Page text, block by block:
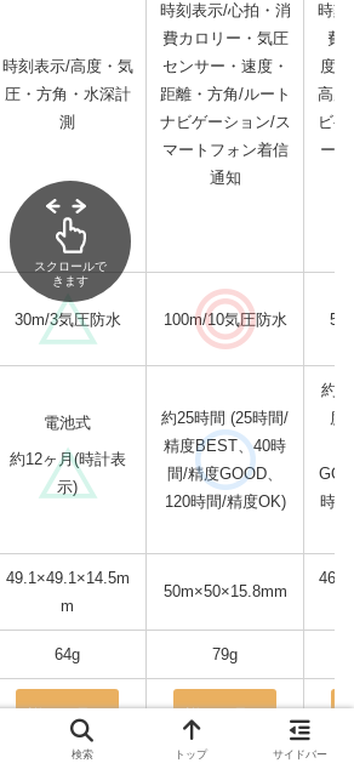
時刻表示/高度・気
圧・方角・水深計
測
時刻表示/心拍・消
費カロリー・気圧
センサー・速度・
距離・方角/ルート
ナビゲーション/ス
マートフォン着信
通知
時刻
費
度
高度
ビ
ー
30m/3気圧防水 100m/10気圧防水
電池式
約12ヶ月(時計表
示)
約25時間 (25時間/
精度BEST、40時
間/精度GOOD、
120時間/精度OK)
約
度
時
49.1×49.1×14.5m
m
50m×50×15.8mm
64g 79g
詳細を見る 詳細を見る
スクロールで
きます
検索 トップ サイドバー